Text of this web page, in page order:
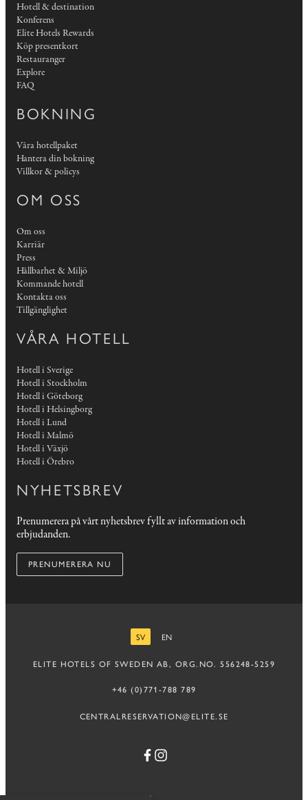
Hotell & destination
Konferens
Elite Hotels Rewards
Köp presentkort
Restauranger
Explore
FAQ
BOKNING
Våra hotellpaket
Hantera din bokning
Villkor & policys
OM OSS
Om oss
Karriär
Press
Hållbarhet & Miljö
Kommande hotell
Kontakta oss
Tillgänglighet
VÅRA HOTELL
Hotell i Sverige
Hotell i Stockholm
Hotell i Göteborg
Hotell i Helsingborg
Hotell i Lund
Hotell i Malmö
Hotell i Växjö
Hotell i Örebro
NYHETSBREV
Prenumerera på vårt nyhetsbrev fyllt av information och
erbjudanden.
PRENUMERERA NU
SV
EN
ELITE HOTELS OF SWEDEN AB, ORG.NO. 556248-5259
+46 (0)771-788 789
CENTRALRESERVATION@ELITE.SE